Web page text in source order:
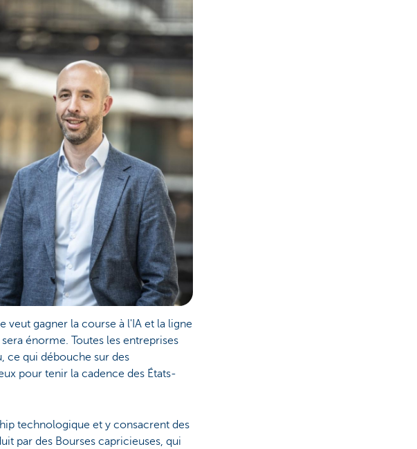
veut gagner la course à l'IA et la ligne
énorme. Toutes les entreprises
ce qui débouche sur des
pour tenir la cadence des États-
technologique et y consacrent des
par des Bourses capricieuses, qui